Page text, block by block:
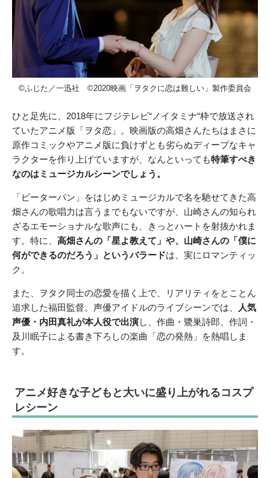
©ふじた／一迅社 ©2020映画「ヲタクに恋は難しい」製作委員会
ひと足先に、2018年にフジテレビ“ノイタミナ“枠で放送され
ていたアニメ版「ヲタ恋」。映画版の高畑さんたちはまさに
原作コミックやアニメ版に負けずとも劣らぬディープなキャ
ラクターを作り上げていますが、なんといっても特筆すべき
なのはミュージカルシーンでしょう。
「ピーターパン」をはじめミュージカルで名を馳せてきた高
畑さんの歌唱力は言うまでもないですが、山崎さんの知られ
ざるエモーショナルな歌声にも、きっとハートを射抜かれま
す。特に、 高畑さんの「星よ教えて」や、山崎さんの「僕に
何ができるのだろう」というバラードは、実にロマンティッ
ク。
また、ヲタク同士の恋愛を描く上で、リアリティをとことん
追求した福田監督。声優アイドルのライブシーンでは、
人気
声優・内田真礼が本人役で出演し、作曲・鷺巣詩郎、作詞・
及川眠子による書き下ろしの楽曲「恋の発熱」を熱唱しま
す。
アニメ好きな子どもと大いに盛り上がれるコスプ
レシーン